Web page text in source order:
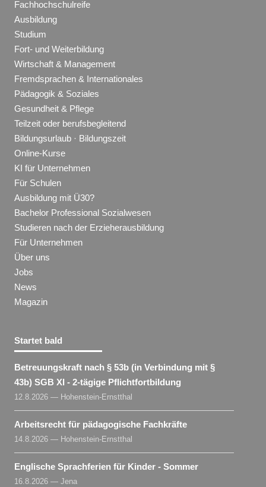
Fachhochschulreife
Ausbildung
Studium
Fort- und Weiterbildung
Wirtschaft & Management
Fremdsprachen & Internationales
Pädagogik & Soziales
Gesundheit & Pflege
Teilzeit oder berufsbegleitend
Bildungsurlaub · Bildungszeit
Online-Kurse
KI für Unternehmen
Für Schulen
Ausbildung mit Ü30?
Bachelor Professional Sozialwesen
Studieren nach der Erzieherausbildung
Für Unternehmen
Über uns
Jobs
News
Magazin
Startet bald
Betreuungskraft nach § 53b (in Verbindung mit §
43b) SGB XI - 2-tägige Pflichtfortbildung
12.8.2026 — Hohenstein-Ernstthal
Arbeitsrecht für pädagogische Fachkräfte
14.8.2026 — Hohenstein-Ernstthal
Englische Sprachferien für Kinder - Sommer
16.8.2026 — Jena